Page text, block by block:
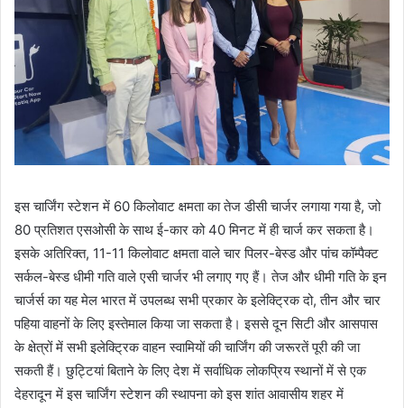
इस चार्जिंग स्टेशन में 60 किलोवाट क्षमता का तेज डीसी चार्जर लगाया गया है, जो
80 प्रतिशत एसओसी के साथ ई-कार को 40 मिनट में ही चार्ज कर सकता है।
इसके अतिरिक्त, 11-11 किलोवाट क्षमता वाले चार पिलर-बेस्ड और पांच कॉम्पैक्ट
सर्कल-बेस्ड धीमी गति वाले एसी चार्जर भी लगाए गए हैं। तेज और धीमी गति के इन
चार्जर्स का यह मेल भारत में उपलब्ध सभी प्रकार के इलेक्ट्रिक दो, तीन और चार
पहिया वाहनों के लिए इस्तेमाल किया जा सकता है। इससे दून सिटी और आसपास
के क्षेत्रों में सभी इलेक्ट्रिक वाहन स्वामियों की चार्जिंग की जरूरतें पूरी की जा
सकती हैं। छुट्टियां बिताने के लिए देश में सर्वाधिक लोकप्रिय स्थानों में से एक
देहरादून में इस चार्जिंग स्टेशन की स्थापना को इस शांत आवासीय शहर में